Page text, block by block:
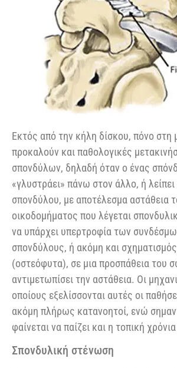
Εκτός από την κήλη δίσκου, πόνο στη
προκαλούν και παθολογικές
σπονδύλων, δηλαδή όταν ο ένας
«γλυστράει» πάνω στον άλλο, ή
σπονδύλου, με αποτέλεσμα αστάθεια
οικοδομήματος που λέγεται
να υπάρχει υπερτροφία των
σπονδύλους, ή ακόμη και
(οστεόφυτα), σε μια προσπάθεια του
αντιμετωπίσει την αστάθεια. Οι
οποίους εξελίσσονται αυτές οι
ακόμη πλήρως κατανοητοί, ενώ
φαίνεται να παίζει και η τοπική
Σπονδυλική στένωση